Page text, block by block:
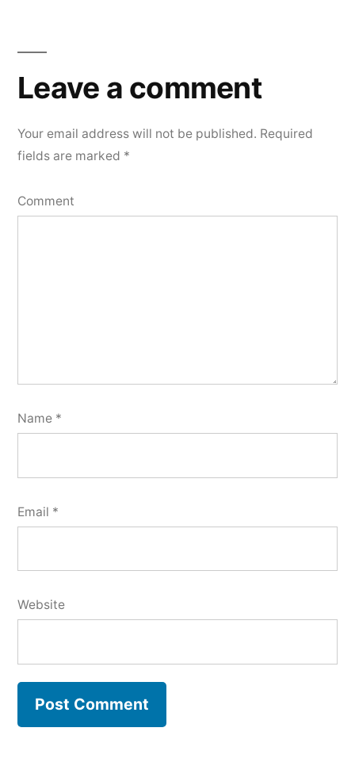
Leave
a
Your email address will not be published. Required
fields are marked *
Comment
Name *
Email *
Website
Leave a comment